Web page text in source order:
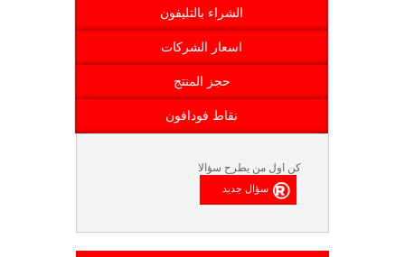
الشراء بالتليفون
اسعار الشركات
حجز المنتج
نقاط فودافون
كن اول من يطرح سؤالا